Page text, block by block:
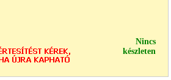
Nincs
készleten